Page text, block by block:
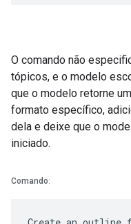
O comando não
tópicos, e o modelo
que o modelo retorne
formato específico,
dela e deixe que o
iniciado.
Comando: